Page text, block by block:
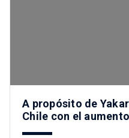
A propósito de
Chile con el